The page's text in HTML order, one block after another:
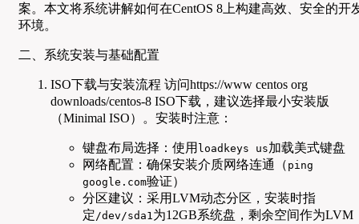
案。本文将系统讲解如何在CentOS 8上构建高效、安全的开
环境。
二、系统安装与基础配置
ISO下载与安装流程 访问https://www centos org
downloads/centos-8 ISO下载，建议选择最小安装版
（Minimal ISO）。安装时注意：
键盘布局选择：使用 loadkeys us加载美式键盘
网络配置：确保安装介质网络连通（ ping
google.com验证）
分区建议：采用LVM动态分区，安装时指
定/dev/sda1为12GB系统盘，剩余空间作为LVM